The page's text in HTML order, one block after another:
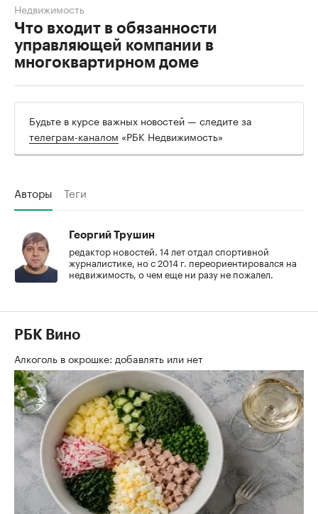
Что входит в обязанности
управляющей компании в
многоквартирном доме
Недвижимость
Будьте в курсе важных новостей — следите за
телеграм-каналом «РБК Недвижимость»
Авторы Теги
Георгий Трушин
редактор новостей. 14 лет отдал спортивной
журналистике, но с 2014 г. переориентировался на
недвижимость, о чем еще ни разу не пожалел.
РБК Вино
Алкоголь в окрошке: добавлять или нет